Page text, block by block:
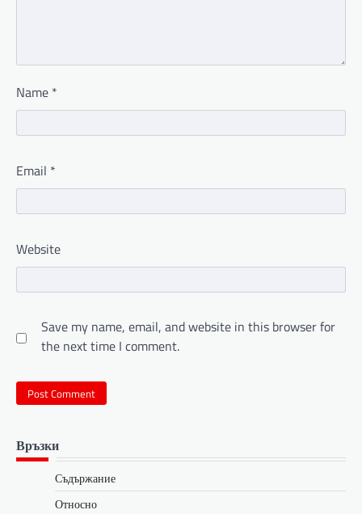
Name *
Email *
Website
Save my name, email, and website in this browser for
the next time I comment.
Връзки
Съдържание
Относно